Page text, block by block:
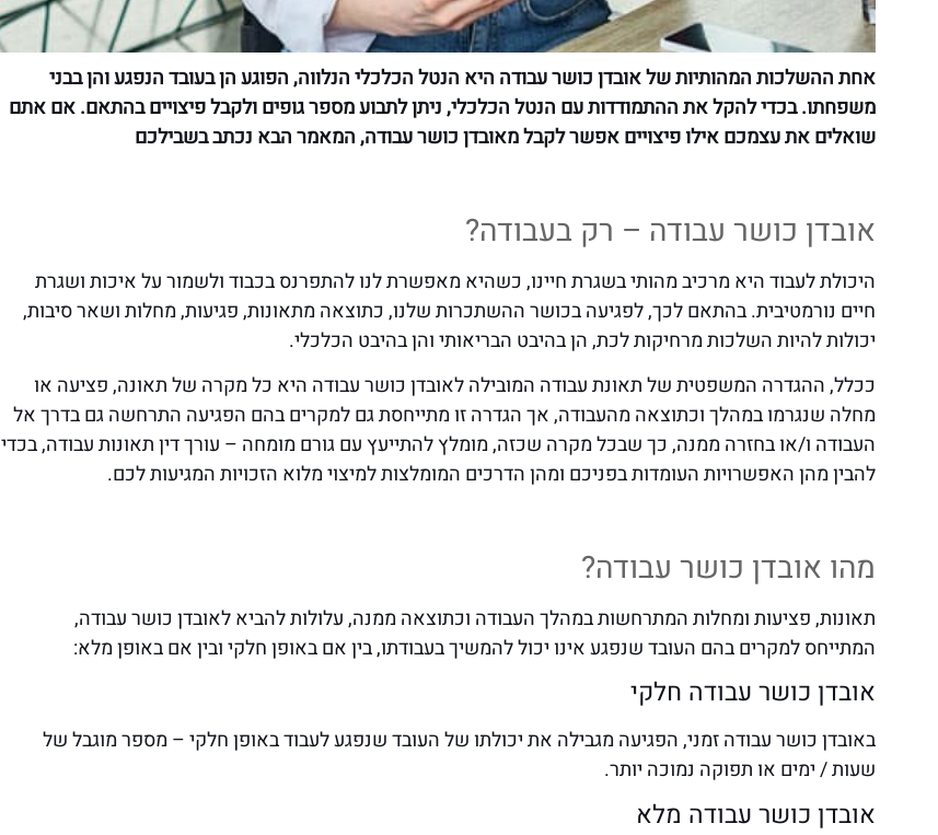
אחת ההשלכות המהותיות של אובדן כושר עבודה היא הנטל הכלכלי הנלווה, הפוגע הן בעובד הנפגע והן בבני
משפחתו. בכדי להקל את ההתמודדות עם הנטל הכלכלי, ניתן לתבוע מספר גופים ולקבל פיצויים בהתאם. אם אתם
שואלים את עצמכם אילו פיצויים אפשר לקבל מאובדן כושר עבודה, המאמר הבא נכתב בשבילכם
אובדן כושר עבודה – רק בעבודה?
היכולת לעבוד היא מרכיב מהותי בשגרת חיינו, כשהיא מאפשרת לנו להתפרנס בכבוד ולשמור על איכות ושגרת
חיים נורמטיבית. בהתאם לכך, לפגיעה בכושר ההשתכרות שלנו, כתוצאה מתאונות, פגיעות, מחלות ושאר סיבות,
יכולות להיות השלכות מרחיקות לכת, הן בהיבט הבריאותי והן בהיבט הכלכלי.
ככלל, ההגדרה המשפטית של תאונת עבודה המובילה לאובדן כושר עבודה היא כל מקרה של תאונה, פציעה או
מחלה שנגרמו במהלך וכתוצאה מהעבודה, אך הגדרה זו מתייחסת גם למקרים בהם הפגיעה התרחשה גם בדרך אל
העבודה ו/או בחזרה ממנה, כך שבכל מקרה שכזה, מומלץ להתייעץ עם גורם מומחה – עורך דין תאונות עבודה, בכדי
להבין מהן האפשרויות העומדות בפניכם ומהן הדרכים המומלצות למיצוי מלוא הזכויות המגיעות לכם.
מהו אובדן כושר עבודה?
תאונות, פציעות ומחלות המתרחשות במהלך העבודה וכתוצאה ממנה, עלולות להביא לאובדן כושר עבודה,
המתייחס למקרים בהם העובד שנפגע אינו יכול להמשיך בעבודתו, בין אם באופן חלקי ובין אם באופן מלא:
אובדן כושר עבודה חלקי
באובדן כושר עבודה זמני, הפגיעה מגבילה את יכולתו של העובד שנפגע לעבוד באופן חלקי – מספר מוגבל של
שעות / ימים או תפוקה נמוכה יותר.
אובדן כושר עבודה מלא